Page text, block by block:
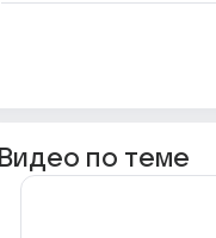
Видео по теме